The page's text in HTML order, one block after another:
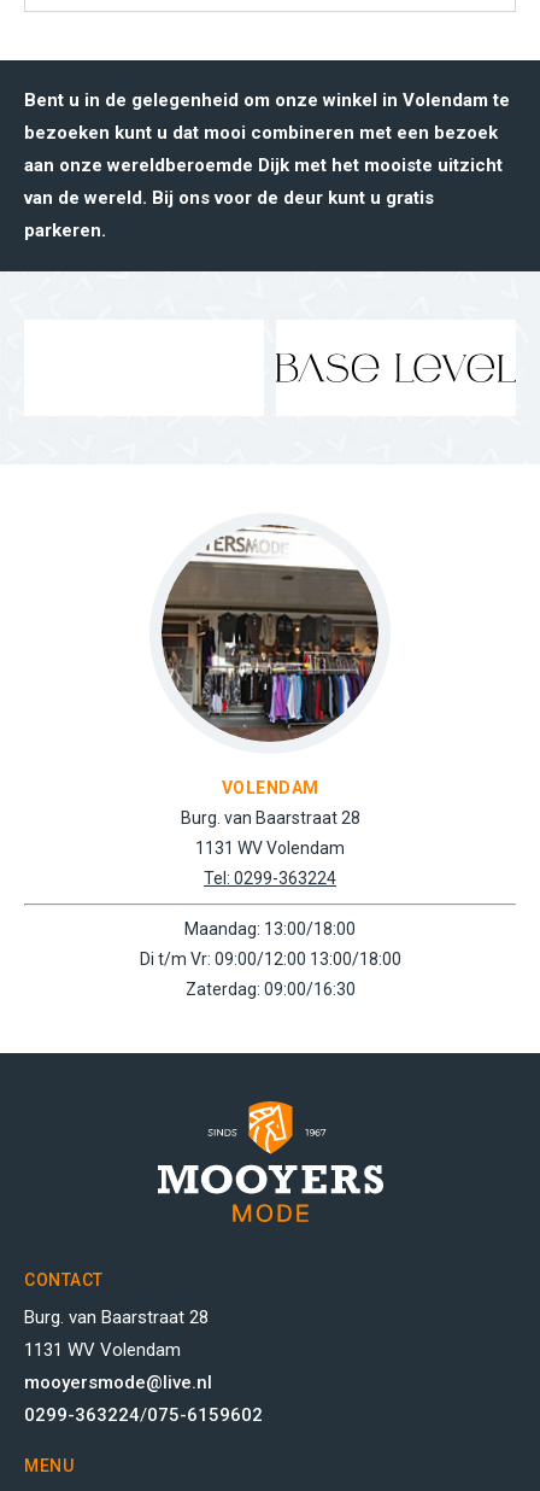
Bent u in de gelegenheid om onze winkel in Volendam te
bezoeken kunt u dat mooi combineren met een bezoek
aan onze wereldberoemde Dijk met het mooiste uitzicht
van de wereld. Bij ons voor de deur kunt u gratis
parkeren.
VOLENDAM
Burg. van Baarstraat 28
1131 WV Volendam
Tel: 0299-363224
Maandag: 13:00/18:00
Di t/m Vr: 09:00/12:00 13:00/18:00
Zaterdag: 09:00/16:30
CONTACT
Burg. van Baarstraat 28
1131 WV Volendam
mooyersmode@live.nl
0299-363224/075-6159602
MENU